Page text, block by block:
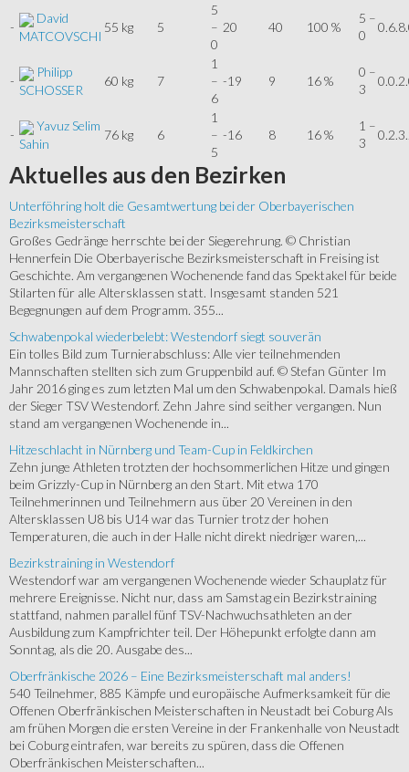
-
David
MATCOVSCHI
55 kg 5
5
–
0
20 40 100 %
5 –
0
-
Philipp
SCHOSSER
60 kg 7
1
–
6
-19 9 16 %
0 –
3
-
Yavuz Selim
Sahin
76 kg 6
1
–
5
-16 8 16 %
1 –
3
Aktuelles aus den Bezirken
Unterföhring holt die Gesamtwertung bei der Oberbayerischen
Bezirksmeisterschaft
Großes Gedränge herrschte bei der Siegerehrung. © Christian
Hennerfein Die Oberbayerische Bezirksmeisterschaft in Freising ist
Geschichte. Am vergangenen Wochenende fand das Spektakel für beide
Stilarten für alle Altersklassen statt. Insgesamt standen 521
Begegnungen auf dem Programm. 355...
Schwabenpokal wiederbelebt: Westendorf siegt souverän
Ein tolles Bild zum Turnierabschluss: Alle vier teilnehmenden
Mannschaften stellten sich zum Gruppenbild auf. © Stefan Günter Im
Jahr 2016 ging es zum letzten Mal um den Schwabenpokal. Damals hieß
der Sieger TSV Westendorf. Zehn Jahre sind seither vergangen. Nun
stand am vergangenen Wochenende in...
Hitzeschlacht in Nürnberg und Team-Cup in Feldkirchen
Zehn junge Athleten trotzten der hochsommerlichen Hitze und gingen
beim Grizzly-Cup in Nürnberg an den Start. Mit etwa 170
Teilnehmerinnen und Teilnehmern aus über 20 Vereinen in den
Altersklassen U8 bis U14 war das Turnier trotz der hohen
Temperaturen, die auch in der Halle nicht direkt niedriger waren,...
Bezirkstraining in Westendorf
Westendorf war am vergangenen Wochenende wieder Schauplatz für
mehrere Ereignisse. Nicht nur, dass am Samstag ein Bezirkstraining
stattfand, nahmen parallel fünf TSV-Nachwuchsathleten an der
Ausbildung zum Kampfrichter teil. Der Höhepunkt erfolgte dann am
Sonntag, als die 20. Ausgabe des...
Oberfränkische 2026 – Eine Bezirksmeisterschaft mal anders!
540 Teilnehmer, 885 Kämpfe und europäische Aufmerksamkeit für die
Offenen Oberfränkischen Meisterschaften in Neustadt bei Coburg Als
am frühen Morgen die ersten Vereine in der Frankenhalle von Neustadt
bei Coburg eintrafen, war bereits zu spüren, dass die Offenen
Oberfränkischen Meisterschaften...